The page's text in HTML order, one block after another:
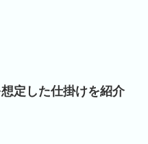
定した仕掛けを紹介